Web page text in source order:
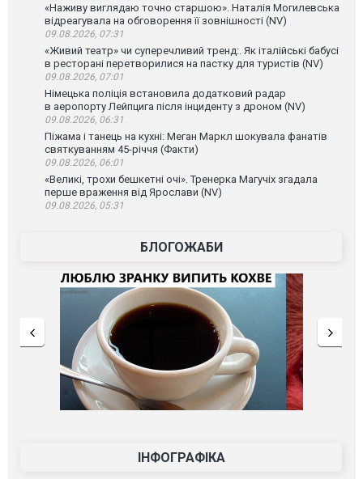
«Наживу виглядаю точно старшою». Наталія Могилевська
відреагувала на обговорення її зовнішності (NV)
09.08.2026, 07:31
«Живий театр» чи суперечливий тренд:. Як італійські бабусі
в ресторані перетворилися на пастку для туристів (NV)
09.08.2026, 07:01
Німецька поліція встановила додатковий радар
в аеропорту Лейпцига після інциденту з дроном (NV)
09.08.2026, 06:31
Піжама і танець на кухні: Меган Маркл шокувала фанатів
святкуванням 45-річчя (Факти)
09.08.2026, 06:01
«Великі, трохи бешкетні очі». Тренерка Магучіх згадала
перше враження від Ярослави (NV)
09.08.2026, 05:31
БЛОГОЖАБИ
ІНФОГРАФІКА